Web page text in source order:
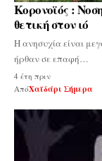
Κορονοϊός :
θετική στον ιό
Η ανησυχία είναι
ήρθαν σε επαφή…
4 έτη πριν
ΑπόΧαϊδάρι Σήμερα